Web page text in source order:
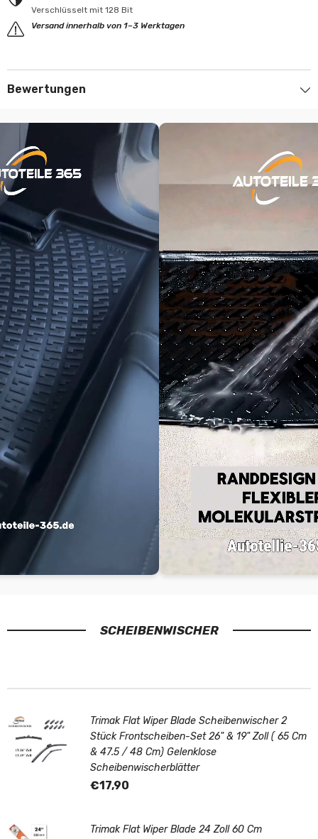
Verschlüsselt mit 128 Bit
Versand innerhalb von 1–3 Werktagen
Bewertungen
SCHEIBENWISCHER
Trimak Flat Wiper Blade Scheibenwischer 2
Stück Frontscheiben-Set 26" & 19" Zoll ( 65 Cm
& 47.5 / 48 Cm) Gelenklose
Scheibenwischerblätter
€17,90
Trimak Flat Wiper Blade 24 Zoll 60 Cm